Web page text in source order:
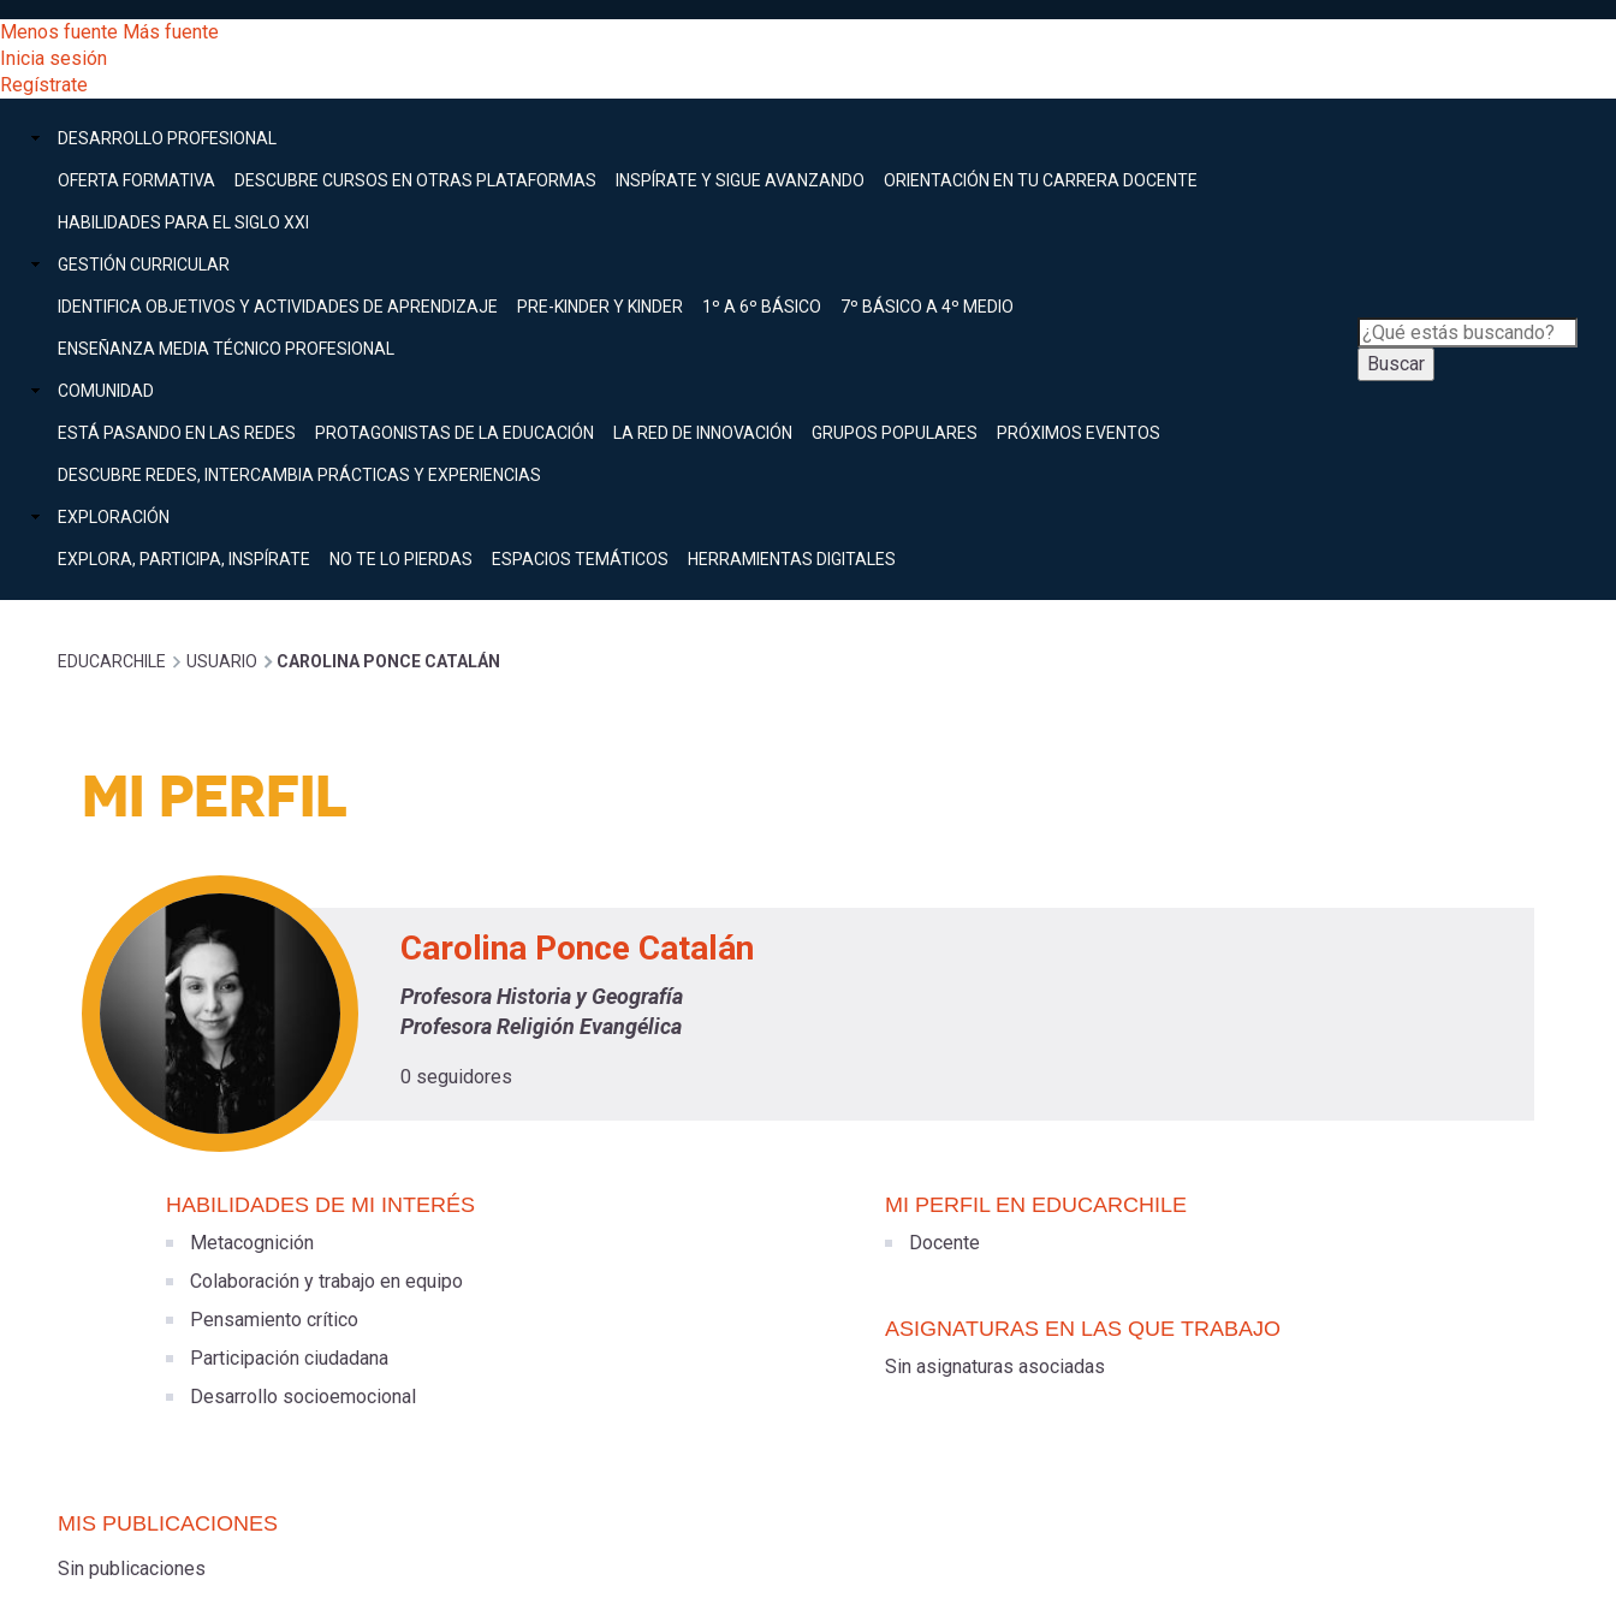
al
contenido
principal
[Educarchile
Escritorio]
Menú
entrar
mi
cuenta
Menos fuente Más fuente
Inicia sesión
Regístrate
Menú
principal
DESARROLLO PROFESIONAL
OFERTA FORMATIVA DESCUBRE CURSOS EN OTRAS PLATAFORMAS INSPÍRATE Y SIGUE AVANZANDO ORIENTACIÓN EN TU CARRERA DOCENTE
HABILIDADES PARA EL SIGLO XXI
GESTIÓN CURRICULAR
IDENTIFICA OBJETIVOS Y ACTIVIDADES DE APRENDIZAJE PRE-KINDER Y KINDER 1º A 6º BÁSICO 7º BÁSICO A 4º MEDIO
ENSEÑANZA MEDIA TÉCNICO PROFESIONAL
COMUNIDAD
ESTÁ PASANDO EN LAS REDES PROTAGONISTAS DE LA EDUCACIÓN LA RED DE INNOVACIÓN GRUPOS POPULARES PRÓXIMOS EVENTOS
DESCUBRE REDES, INTERCAMBIA PRÁCTICAS Y EXPERIENCIAS
EXPLORACIÓN
EXPLORA, PARTICIPA, INSPÍRATE NO TE LO PIERDAS ESPACIOS TEMÁTICOS HERRAMIENTAS DIGITALES
Buscar
Buscar
Menú
principal
DESARROLLO
Expand
GESTIÓN
Expand
COMUNIDAD
Expand
EXPLORACIÓN
[Educarchile
Mobile]
Menú
cuenta
Inicia
Sobrescribir
enlaces
de
ayuda
a
la
navegación
EDUCARCHILE USUARIO CAROLINA PONCE CATALÁN
MI PERFIL
Carolina Ponce Catalán
Profesora Historia y Geografía
Profesora Religión Evangélica
0 seguidores
HABILIDADES DE MI INTERÉS
Metacognición
Colaboración y trabajo en equipo
Pensamiento crítico
Participación ciudadana
Desarrollo socioemocional
MI PERFIL EN EDUCARCHILE
Docente
ASIGNATURAS EN LAS QUE TRABAJO
Sin asignaturas asociadas
MIS PUBLICACIONES
Sin publicaciones
Inicia sesión.